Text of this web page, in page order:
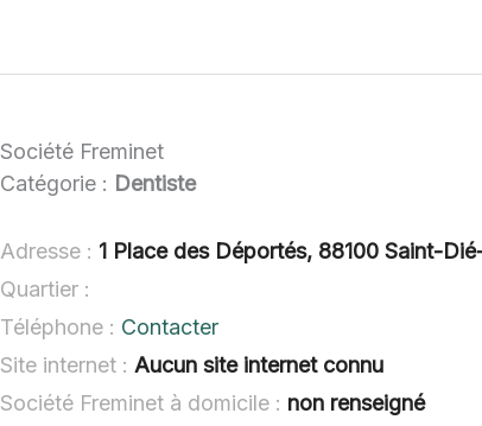
Société Freminet
Catégorie : Dentiste
Adresse : 1 Place des Déportés, 88100 Saint-
Quartier :
Téléphone : Contacter
Site internet : Aucun site internet connu
Société Freminet à domicile : non renseigné